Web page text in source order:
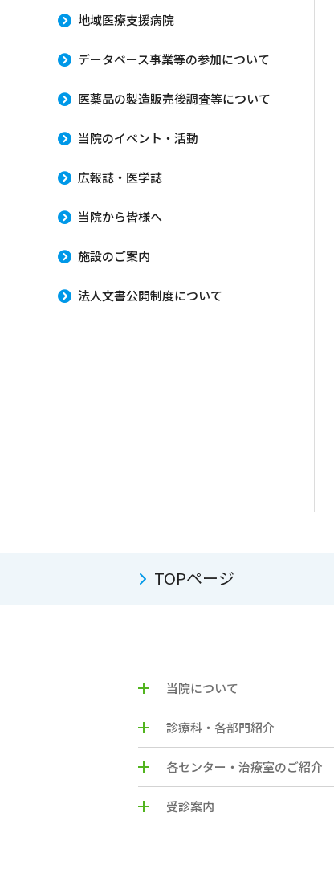
地域医療支援病院
データベース事業等の参加について
医薬品の製造販売後調査等について
当院のイベント・活動
広報誌・医学誌
当院から皆様へ
施設のご案内
法人文書公開制度について
TOPページ
当院について
診療科・各部門紹介
各センター・治療室のご紹介
受診案内